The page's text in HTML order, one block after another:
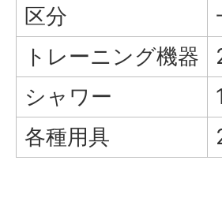
区分
トレーニング機器
シャワー
各種用具